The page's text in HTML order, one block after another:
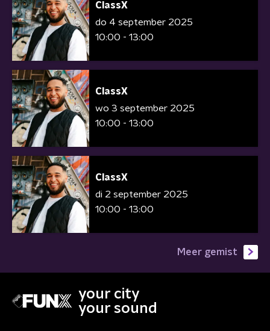
ClassX
do 4 september 2025
10:00 - 13:00
ClassX
wo 3 september 2025
10:00 - 13:00
ClassX
di 2 september 2025
10:00 - 13:00
Meer gemist
your city
your sound